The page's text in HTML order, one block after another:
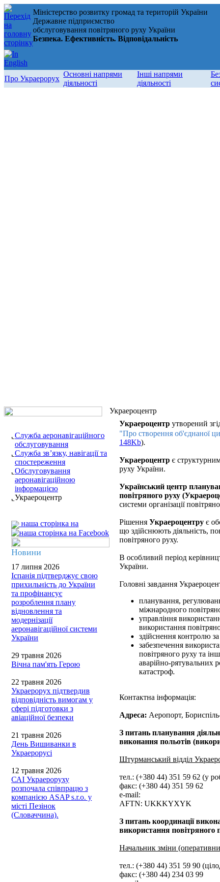
Міністерство розвитку громад та територій України
Державне підприємство
обслуговування повітряного руху України
Безпека. Ефективність. Відповідальність
Про Украерорух
Основні напрями
діяльності
Інші напрями
діяльності
Служба аеронавігаційного
обслуговування
Служба зв’язку, навігації та
спостереження
Обслуговування
аеронавігаційною
інформацією
Украероцентр
наша сторінка на
Новини
17 липня 2026
Іспанія підтверджує свою
прихильність до України
та профінансує
розроблення плану
відновлення та
модернізації
аеронавігаційної системи
України
29 травня 2026
Вічна пам'ять Герою
22 травня 2026
Украерорух підтвердив
відповідність вимогам у
сфері підготовки з
авіаційної безпеки
21 травня 2026
День Вишиванки в
Украерорусі
12 травня 2026
САІ Украероруху
розпочала співпрацю з
компанією ASAP s.r.o. у
місті Пезінок
(Словаччина).
Украероцентр
Украероцентр утворений
"Про створення об'єднаної
148Kb).
Украероцентр є
руху України.
Український центр
повітряного руху
системи організації
Рішення Украероцентру є
що здійснюють діяльність,
повітряного руху.
В особливий період
України.
Головні завдання
планування,
міжнародного
управління
використання
здійснення контролю
забезпечення
повітряного руху та
аварійно-рятувальних
катастроф.
Контактна інформація:
Адреса: Аеропорт,
З питань планування
виконання польотів
Штурманський відділ
тел.: (+380 44) 351 59 62 (у
факс: (+380 44) 351 59 62
e-mail:
AFTN: UKKKYXYK
З питань координації
використання повітряного
Начальник зміни
тел.: (+380 44) 351 59 90
факс: (+380 44) 234 03 99